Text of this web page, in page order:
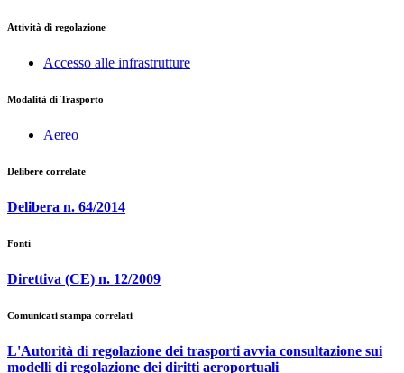
Attività di regolazione
Accesso alle infrastrutture
Modalità di Trasporto
Aereo
Delibere correlate
Delibera n. 64/2014
Fonti
Direttiva (CE) n. 12/2009
Comunicati stampa correlati
L'Autorità di regolazione dei trasporti avvia consultazione sui
modelli di regolazione dei diritti aeroportuali